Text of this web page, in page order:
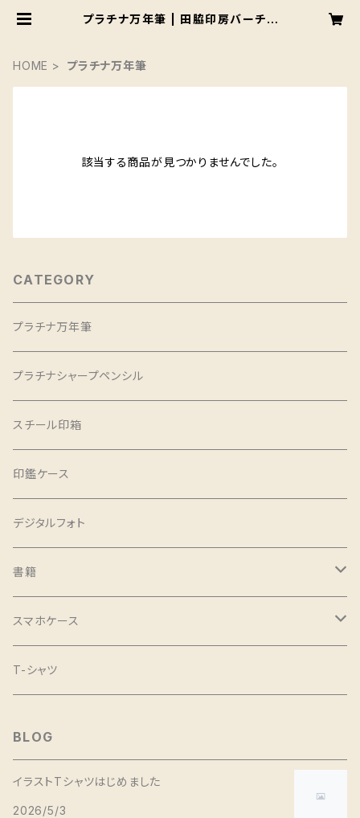
プラチナ万年筆 | 田脇印房バーチャ
HOME プラチナ万年筆
該当する商品が見つかりませんでした。
CATEGORY
プラチナ万年筆
プラチナシャープペンシル
スチール印箱
印鑑ケース
デジタルフォト
書籍
グルメ誌
スマホケース
iPhoneX
T-シャツ
BLOG
イラストTシャツはじめました
2026/5/3